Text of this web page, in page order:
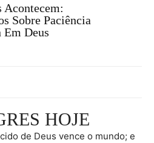
Acontecem:
Sobre Paciência
Em Deus
HOJE
de Deus vence o mundo; e